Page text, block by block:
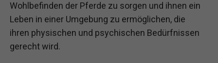
Wohlbefinden der Pferde zu sorgen und ihnen ein
Leben in einer Umgebung zu ermöglichen, die
ihren physischen und psychischen Bedürfnissen
gerecht wird.